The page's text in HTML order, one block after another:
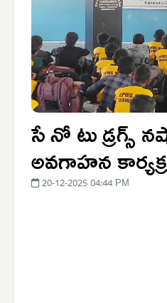
సే నో టు డ్రగ్స్
అవగాహన
20-12-2025 04:44 PM